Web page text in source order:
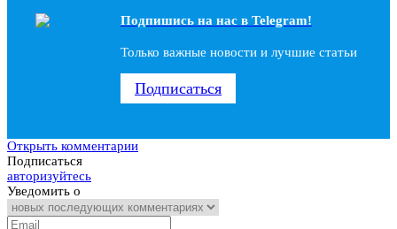
Подпишись на наc в Telegram!
Только важные новости и лучшие статьи
Подписаться
Открыть комментарии
Подписаться
авторизуйтесь
Уведомить о